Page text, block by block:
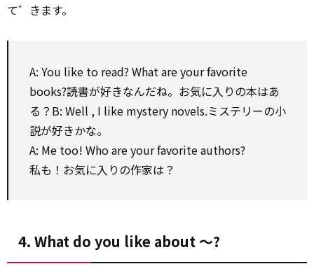
て゛きます。
A: You like to read? What are your favorite
books?読書が好きなんだね。お気に入りの本はあ
る？B: Well , I like mystery novels.ミステリーの小
説が好きかな。
A: Me too! Who are your favorite authors?
私も！お気に入りの作家は？
4. What do you like about ～?